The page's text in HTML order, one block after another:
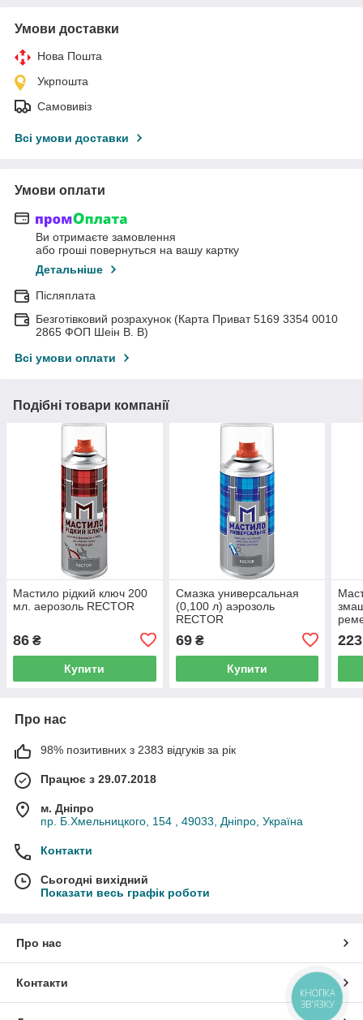
Умови доставки
Нова Пошта
Укрпошта
Самовивіз
Всі умови доставки
Умови оплати
Ви отримаєте замовлення
або гроші повернуться на вашу картку
Детальніше
Післяплата
Безготівковий розрахунок (Карта Приват 5169 3354 0010
2865 ФОП Шеін В. В)
Всі умови оплати
Подібні товари компанії
Мастило рідкий ключ 200
мл. аерозоль RECTOR
86 ₴
Купити
Смазка универсальная
(0,100 л) аэрозоль
RECTOR
69₴
Купити
223
Про нас
98% позитивних з 2383 відгуків за рік
Працює з 29.07.2018
м. Дніпро
пр. Б.Хмельницкого, 154 , 49033, Дніпро, Україна
Контакти
Сьогодні вихідний
Показати весь графік роботи
Про нас
Контакти
КНОПКА
ЗВ'ЯЗКУ